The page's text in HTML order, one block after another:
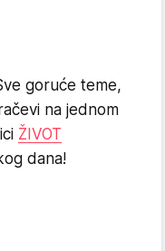
goruće teme,
na jednom
ŽIVOT
dana!